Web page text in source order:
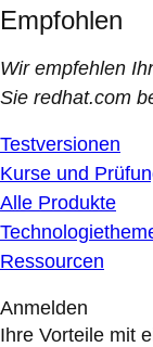
Empfohlen
Wir empfehlen
Sie redhat.com
Testversionen
Kurse und
Alle Produkte
Ressourcen
Anmelden
Ihre Vorteile mit